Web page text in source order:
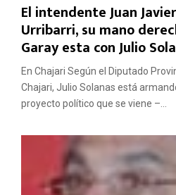
El intendente Juan
Urribarri, su mano
Garay esta con Julio
En Chajari Según el Diputado
Chajari, Julio Solanas está
proyecto político que se viene –...